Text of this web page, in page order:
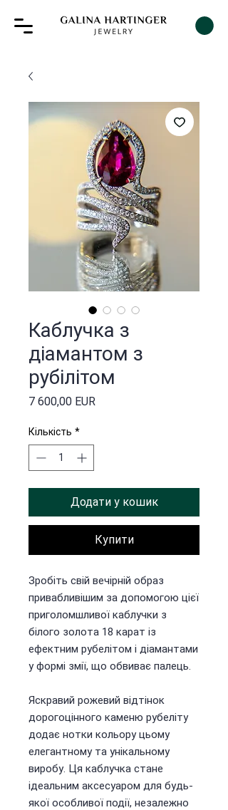
Каблучка з
діамантом з
рубілітом
7 600,00 EUR
Кількість *
Додати у кошик
Купити
Зробіть свій вечірній образ
привабливішим за допомогою цієї
приголомшливої каблучки з
білого золота 18 карат із
ефектним рубелітом і діамантами
у формі змії, що обвиває палець.
Яскравий рожевий відтінок
дорогоцінного каменю рубеліту
додає нотки кольору цьому
елегантному та унікальному
виробу. Ця каблучка стане
ідеальним аксесуаром для будь-
якої особливої події, незалежно